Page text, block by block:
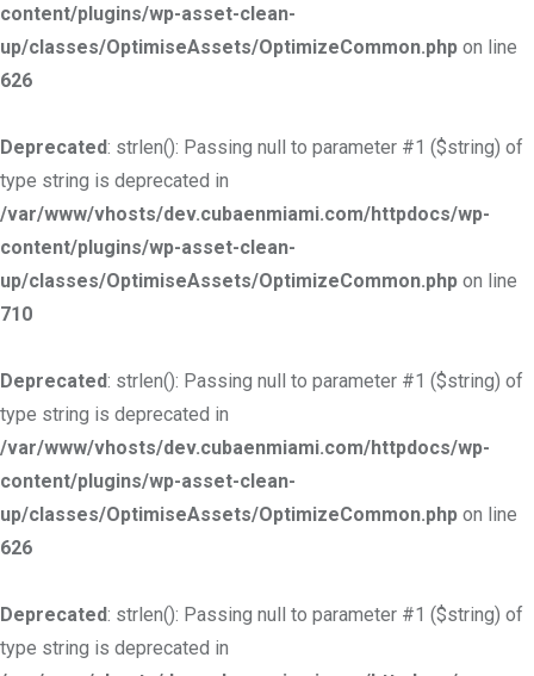
content/plugins/wp-asset-clean-
up/classes/OptimiseAssets/OptimizeCommon.php on line
626
Deprecated: strlen(): Passing null to parameter #1 ($string) of
type string is deprecated in
/var/www/vhosts/dev.cubaenmiami.com/httpdocs/wp-
content/plugins/wp-asset-clean-
up/classes/OptimiseAssets/OptimizeCommon.php on line
710
Deprecated: strlen(): Passing null to parameter #1 ($string) of
type string is deprecated in
/var/www/vhosts/dev.cubaenmiami.com/httpdocs/wp-
content/plugins/wp-asset-clean-
up/classes/OptimiseAssets/OptimizeCommon.php on line
626
Deprecated: strlen(): Passing null to parameter #1 ($string) of
type string is deprecated in